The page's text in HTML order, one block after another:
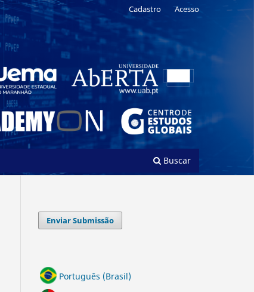
Buscar
Cadastro Acesso
Enviar Submissão
Português (Brasil)